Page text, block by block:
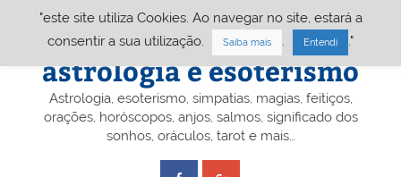
Portal A&E – Portal
astrologia e esoterismo
Astrologia, esoterismo, simpatias, magias, feitiços,
orações, horóscopos, anjos, salmos, significado dos
sonhos, oráculos, tarot e mais…
"este site utiliza Cookies. Ao navegar no site, estará a
consentir a sua utilização.
Saiba mais Entendi ."